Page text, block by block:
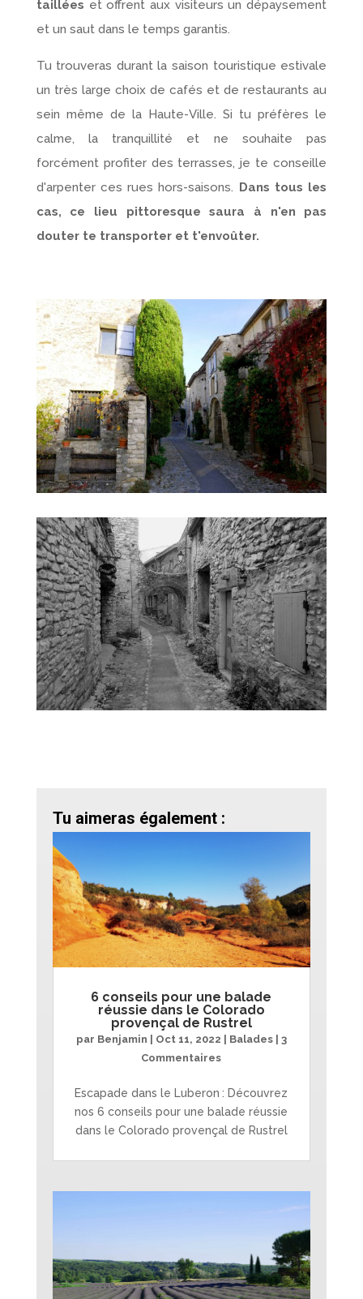
taillées et offrent aux visiteurs un dépaysement
et un saut dans le temps garantis.
Tu trouveras durant la saison touristique estivale
un très large choix de cafés et de restaurants au
sein même de la Haute-Ville. Si tu préfères le
calme, la tranquillité et ne souhaite pas
forcément profiter des terrasses, je te conseille
d'arpenter ces rues hors-saisons. Dans tous les
cas, ce lieu pittoresque saura à n'en pas
douter te transporter et t'envoûter.
Tu aimeras également :
6 conseils pour une balade
réussie dans le Colorado
provençal de Rustrel
par Benjamin Oct 11, 2022 Balades| 3
Commentaires
Escapade dans le Luberon : Découvrez
nos 6 conseils pour une balade réussie
dans le Colorado provençal de Rustrel